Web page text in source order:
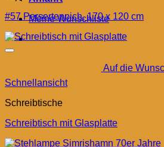
Meine Wunschliste
#57 Perserteppich, 170 x 120 cm
Auf die
Schnellansicht
Schreibtische
Schreibtisch mit Glasplatte